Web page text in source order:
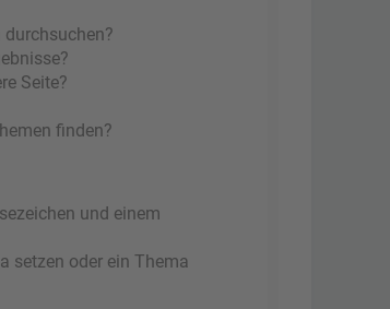
durchsuchen?
Seite?
finden?
und einem
setzen oder ein Thema